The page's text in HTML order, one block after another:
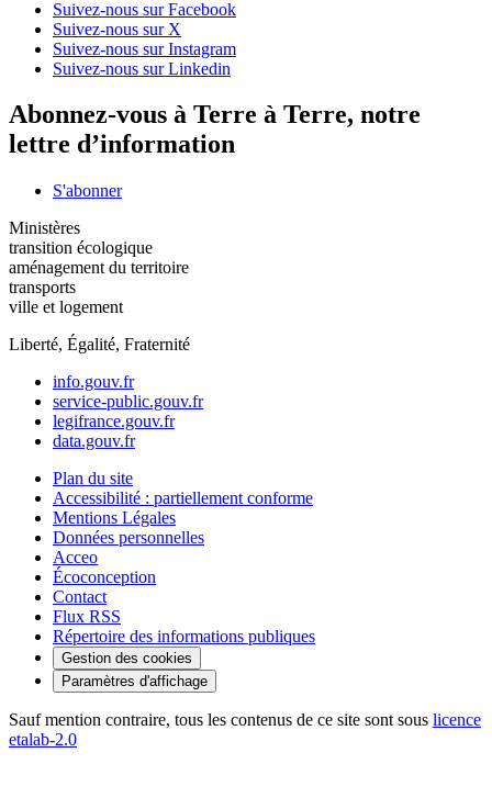
Suivez-nous sur Facebook
Suivez-nous sur X
Suivez-nous sur Instagram
Suivez-nous sur Linkedin
Abonnez-vous à Terre à Terre, notre
lettre d’information
S'abonner
Ministères
transition écologique
aménagement du territoire
transports
ville et logement
Liberté, Égalité, Fraternité
info.gouv.fr
service-public.gouv.fr
legifrance.gouv.fr
data.gouv.fr
Plan du site
Accessibilité : partiellement conforme
Mentions Légales
Données personnelles
Acceo
Écoconception
Contact
Flux RSS
Répertoire des informations publiques
Gestion des cookies
Paramètres d'affichage
Sauf mention contraire, tous les contenus de ce site sont sous licence
etalab-2.0